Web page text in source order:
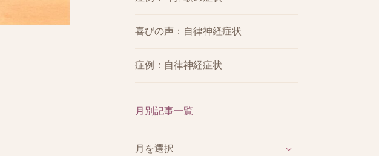
喜びの声：自律神経症状
症例：自律神経症状
月別記事一覧